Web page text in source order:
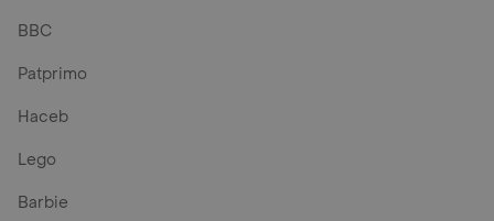
BBC
Patprimo
Haceb
Lego
Barbie